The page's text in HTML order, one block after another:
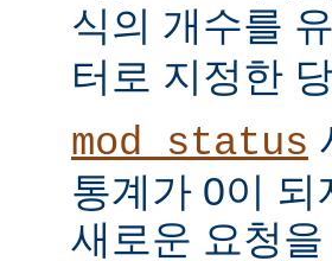
식의 개수를
터로 지정한
mod_status
통계가 0이 되
새로운 요청